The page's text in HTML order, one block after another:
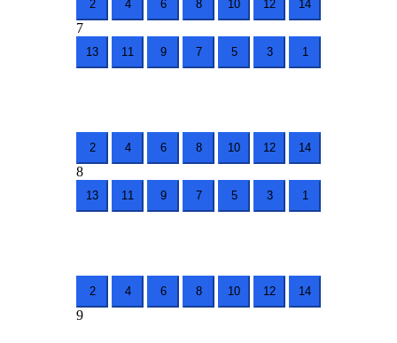
2 4 6 8 10 12 14
7
13 11 9 7 5 3 1
2 4 6 8 10 12 14
8
13 11 9 7 5 3 1
2 4 6 8 10 12 14
9